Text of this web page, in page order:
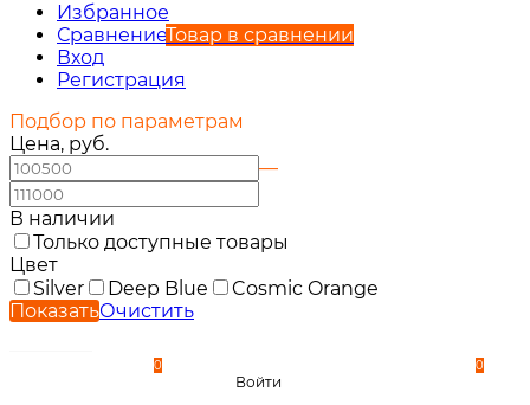
Избранное
СравнениеТовар в сравнении
Вход
Регистрация
Подбор по параметрам
Цена, руб.
—
В наличии
Только доступные товары
Цвет
Silver
Deep Blue
Cosmic Orange
ПоказатьОчистить
0
Войти
0